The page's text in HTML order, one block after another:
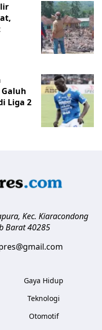
Galuh
Liga 2
Kec. Kiaracondong
Barat 40285
Gaya Hidup
Teknologi
Otomotif